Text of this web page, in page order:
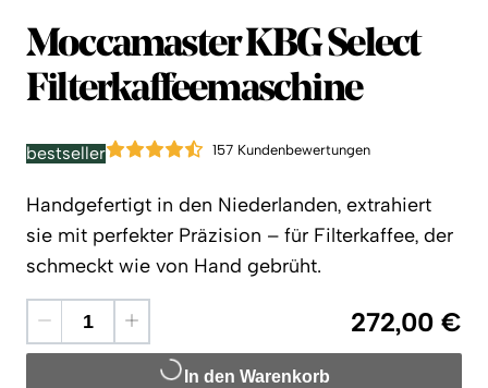
Moccamaster
Moccamaster KBG Select
Filterkaffeemaschine
bestseller 157 Kundenbewertungen
Handgefertigt in den Niederlanden, extrahiert
sie mit perfekter Präzision – für Filterkaffee, der
schmeckt wie von Hand gebrüht.
272,00 €
In den Warenkorb